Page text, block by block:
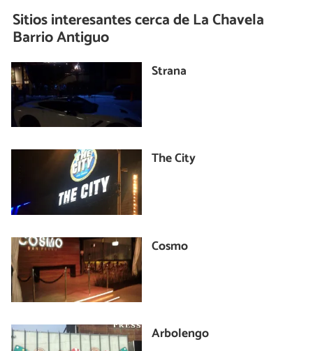
Sitios interesantes cerca deLa Chavela
Barrio Antiguo
Strana
The City
Cosmo
Arbolengo